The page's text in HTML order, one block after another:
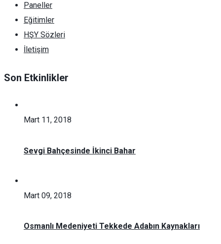
Paneller
Eğitimler
HŞY Sözleri
İletişim
Son Etkinlikler
Mart 11, 2018
Sevgi Bahçesinde İkinci Bahar
Mart 09, 2018
Osmanlı Medeniyeti Tekkede Adabın Kaynakları